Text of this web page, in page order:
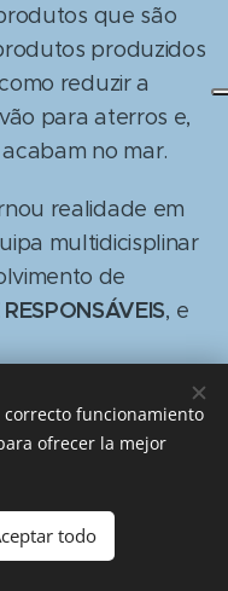
que são
produzidos
reduzir a
para aterros e,
no mar.
realidade em
multidicisplinar
de
, e
funcionamiento
ofrecer la mejor
todo